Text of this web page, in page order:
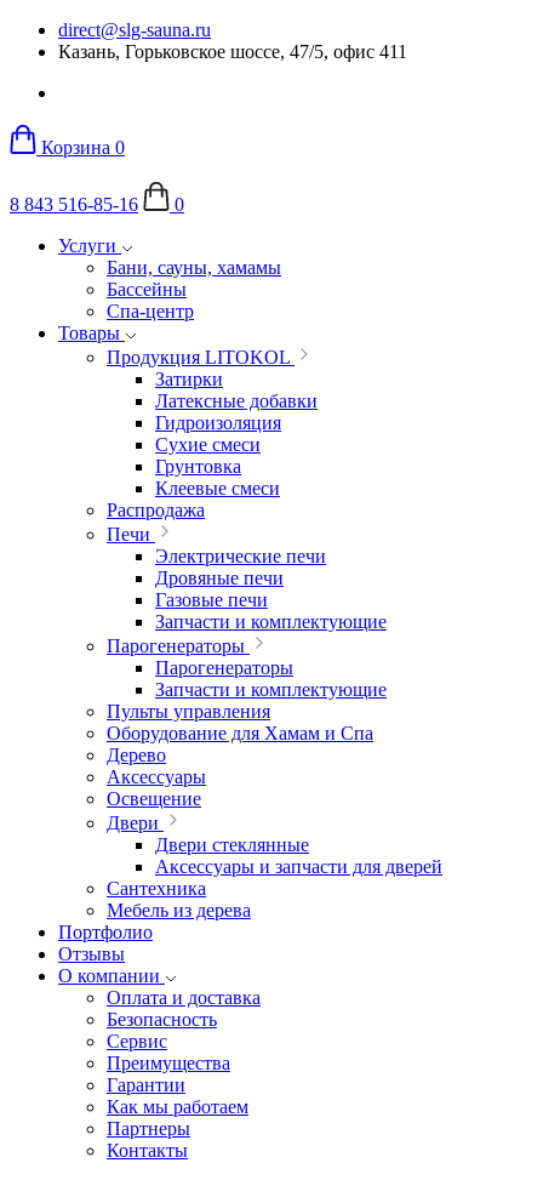
direct@slg-sauna.ru
Казань, Горьковское шоссе, 47/5, офис 411
Корзина 0
8 843 516-85-16
0
Услуги
Бани, сауны, хамамы
Бассейны
Спа-центр
Товары
Продукция LITOKOL
Затирки
Латексные добавки
Гидроизоляция
Сухие смеси
Грунтовка
Клеевые смеси
Распродажа
Печи
Электрические печи
Дровяные печи
Газовые печи
Запчасти и комплектующие
Парогенераторы
Парогенераторы
Запчасти и комплектующие
Пульты управления
Оборудование для Хамам и Спа
Дерево
Аксессуары
Освещение
Двери
Двери стеклянные
Аксессуары и запчасти для дверей
Сантехника
Мебель из дерева
Портфолио
Отзывы
О компании
Оплата и доставка
Безопасность
Сервис
Преимущества
Гарантии
Как мы работаем
Партнеры
Контакты